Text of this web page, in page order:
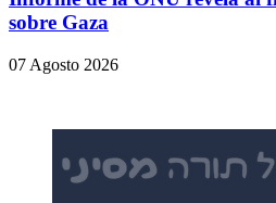
sobre Gaza
07 Agosto 2026